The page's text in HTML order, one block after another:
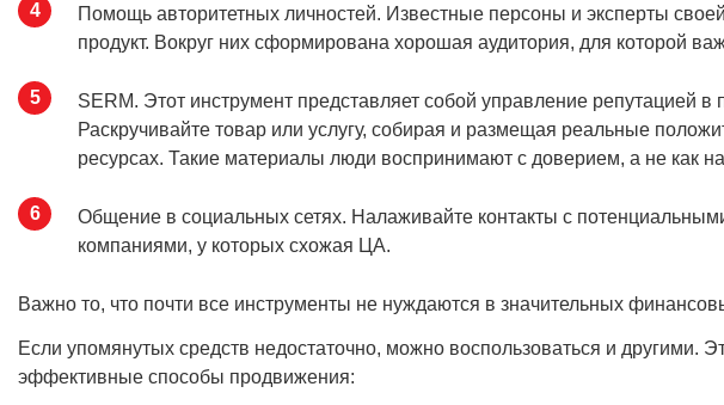
Помощь авторитетных личностей. Известные персоны и эксперты
продукт. Вокруг них сформирована хорошая аудитория, для которой
SERM. Этот инструмент представляет собой управление репутацией в
Раскручивайте товар или услугу, собирая и размещая реальные
ресурсах. Такие материалы люди воспринимают с доверием, а не как
Общение в социальных сетях. Налаживайте контакты с
компаниями, у которых схожая ЦА.
Важно то, что почти все инструменты не нуждаются в значительных
Если упомянутых средств недостаточно, можно воспользоваться и другими.
эффективные способы продвижения: